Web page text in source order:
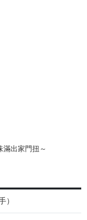
滿出家門扭～
）